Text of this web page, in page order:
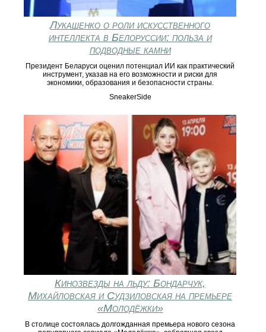
Лукашенко о роли искусственного
интеллекта в Белоруссии: польза и
подводные камни
Президент Беларуси оценил потенциал ИИ как практический
инструмент, указав на его возможности и риски для
экономики, образования и безопасности страны.
SneakerSide
Кинозвезды на льду: Бондарчук,
Михайловская и Судзиловская на премьере
«Молодёжки»
В столице состоялась долгожданная премьера нового сезона